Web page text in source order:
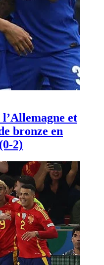
et
bronze en
2)